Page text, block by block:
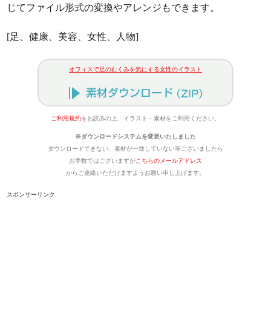
じてファイル形式の変換やアレンジもできます。
[足、健康、美容、女性、人物]
オフィスで足のむくみを気にする女性のイラスト
ご利用規約をお読みの上、イラスト・素材をご利用ください。
※ダウンロードシステムを変更いたしました
ダウンロードできない、素材が一致していない等ございましたら
お手数ではございますがこちらのメールアドレス
からご連絡いただけますようお願い申し上げます。
スポンサーリンク